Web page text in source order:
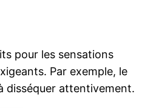
pour les sensations
Par exemple, le
disséquer attentivement.